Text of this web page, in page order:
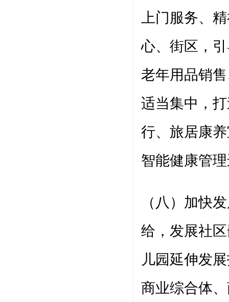
上门服务、
心、街区，
老年用品销
适当集中，
行、旅居康
智能健康管
（八）加快
给，发展社
儿园延伸发
商业综合体